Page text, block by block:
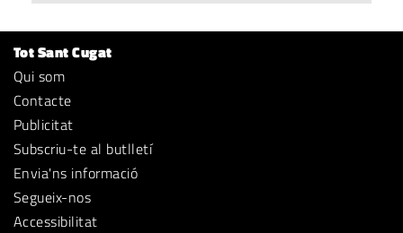
Tot Sant Cugat
Qui som
Contacte
Publicitat
Subscriu-te al butlletí
Envia'ns informació
Segueix-nos
Accessibilitat